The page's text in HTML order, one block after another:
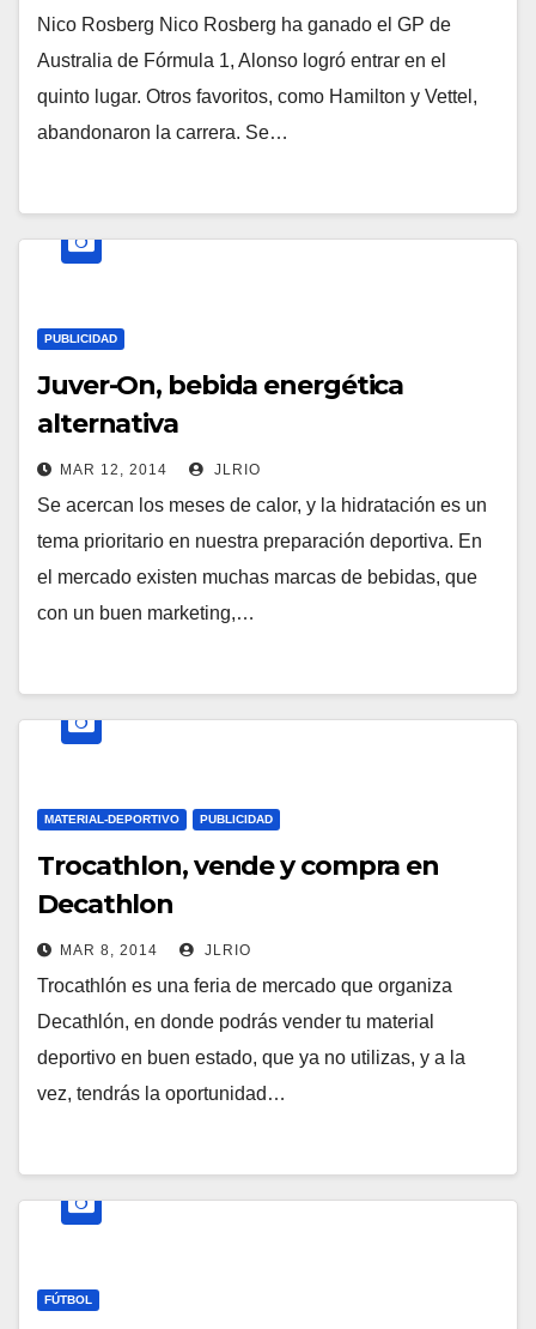
Nico Rosberg Nico Rosberg ha ganado el GP de
Australia de Fórmula 1, Alonso logró entrar en el
quinto lugar. Otros favoritos, como Hamilton y Vettel,
abandonaron la carrera. Se…
PUBLICIDAD
Juver-On, bebida energética
alternativa
MAR 12, 2014 JLRIO
Se acercan los meses de calor, y la hidratación es un
tema prioritario en nuestra preparación deportiva. En
el mercado existen muchas marcas de bebidas, que
con un buen marketing,…
MATERIAL-DEPORTIVO PUBLICIDAD
Trocathlon, vende y compra en
Decathlon
MAR 8, 2014 JLRIO
Trocathlón es una feria de mercado que organiza
Decathlón, en donde podrás vender tu material
deportivo en buen estado, que ya no utilizas, y a la
vez, tendrás la oportunidad…
FÚTBOL